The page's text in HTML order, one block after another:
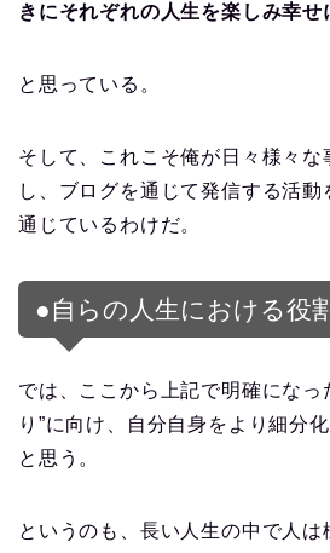
きにそれぞれの人生を楽しみ幸せ
と思っている。
そして、これこそ俺が日々様々な
し、ブログを通じて発信する活動
通じているわけだ。
●自らの人生における役
では、ここから上記で明確になっ
り”に向け、自分自身をより細分
と思う。
というのも、長い人生の中で人は